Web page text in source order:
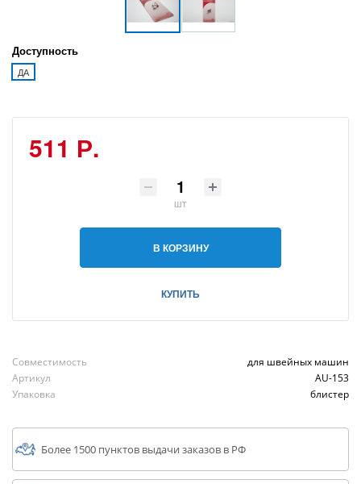
Доступность
ДА
511 Р.
шт
В КОРЗИНУ
КУПИТЬ
Совместимость
для швейных машин
Артикул
AU-153
Упаковка
блистер
Более 1500 пунктов выдачи заказов в РФ